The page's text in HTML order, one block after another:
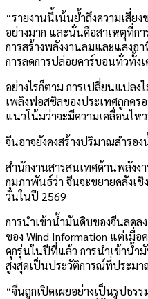
“รายงานนี้เน้นย้ำถึงความเสี่ย
อย่างมาก และนั่นคือสาเหตุที่ก
การสร้างพลังงานลมและแสงอ
การลดการปล่อยคาร์บอนทั่วทั้งเ
อย่างไรก็ตาม การเปลี่ยนแปลง
เพลิงฟอสซิลของประเทศถูกคร
แนวโน้มว่าจะมีความเคลื่อนไห
จีนอาจยังคงสร้างปริมาณสำรอ
สำนักงานสารสนเทศด้านพลังง
กุมภาพันธ์ว่า จีนจะขยายคลังเ
วันในปี 2569
การนำเข้าน้ำมันดิบของจีนลดล
ของ Wind Information แต่เมื่อ
คุกรุ่นในปีที่แล้ว การนำเข้าน้ำ
สูงสุดเป็นประวัติการณ์ที่ประม
“จีนถูกเปิดเผยอย่างเป็นรูปธร